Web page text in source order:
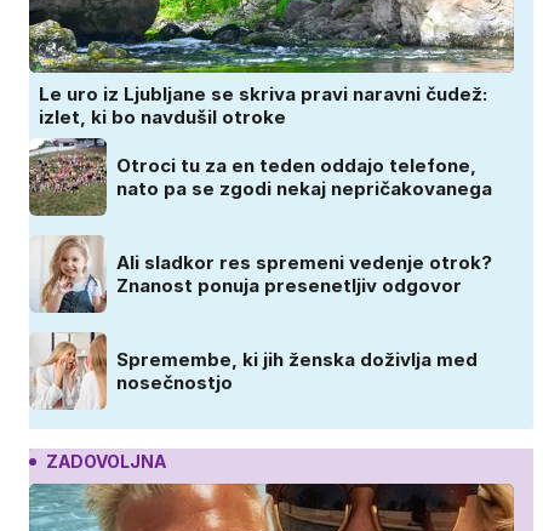
Le uro iz Ljubljane se skriva pravi naravni čudež:
izlet, ki bo navdušil otroke
Otroci tu za en teden oddajo telefone,
nato pa se zgodi nekaj nepričakovanega
Ali sladkor res spremeni vedenje otrok?
Znanost ponuja presenetljiv odgovor
Spremembe, ki jih ženska doživlja med
nosečnostjo
ZADOVOLJNA